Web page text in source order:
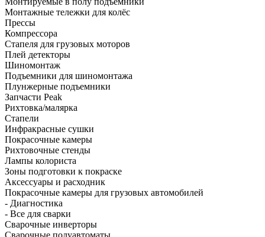
Монтажные тележки для колёс
Прессы
Компрессора
Стапеля для грузовых моторов
Плей детекторы
Шиномонтаж
Подъемники для шиномонтажа
Плунжерные подъемники
Запчасти Peak
Рихтовка/малярка
Стапели
Инфракрасные сушки
Покрасочные камеры
Рихтовочные стенды
Лампы колориста
Зоны подготовки к покраске
Аксессуары и расходник
Покрасочные камеры для грузовых автомобилей
- Диагностика
- Все для сварки
Сварочные инверторы
Сварочные полуавтоматы